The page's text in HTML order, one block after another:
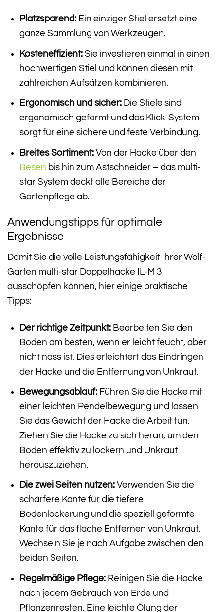
Platzsparend:Ein einziger Stiel ersetzt eine
ganze Sammlung von Werkzeugen.
Kosteneffizient:Sie investieren einmal in einen
hochwertigen Stiel und können diesen mit
zahlreichen Aufsätzen kombinieren.
Ergonomisch und sicher:Die Stiele sind
ergonomisch geformt und das Klick-System
sorgt für eine sichere und feste Verbindung.
Breites Sortiment:Von der Hacke über den
Besen bis hin zum Astschneider – das multi-
star System deckt alle Bereiche der
Gartenpflege ab.
Anwendungstipps für optimale
Ergebnisse
Damit Sie die volle Leistungsfähigkeit Ihrer Wolf-
Garten multi-star Doppelhacke IL-M 3
ausschöpfen können, hier einige praktische
Tipps:
Der richtige Zeitpunkt:Bearbeiten Sie den
Boden am besten, wenn er leicht feucht, aber
nicht nass ist. Dies erleichtert das Eindringen
der Hacke und die Entfernung von Unkraut.
Bewegungsablauf:Führen Sie die Hacke mit
einer leichten Pendelbewegung und lassen
Sie das Gewicht der Hacke die Arbeit tun.
Ziehen Sie die Hacke zu sich heran, um den
Boden effektiv zu lockern und Unkraut
herauszuziehen.
Die zwei Seiten nutzen:Verwenden Sie die
schärfere Kante für die tiefere
Bodenlockerung und die speziell geformte
Kante für das flache Entfernen von Unkraut.
Wechseln Sie je nach Aufgabe zwischen den
beiden Seiten.
Regelmäßige Pflege:Reinigen Sie die Hacke
nach jedem Gebrauch von Erde und
Pflanzenresten. Eine leichte Ölung der